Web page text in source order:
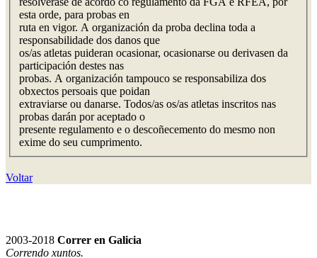
esta orde, para probas en
ruta en vigor. A organización da proba declina toda a
responsabilidade dos danos que
os/as atletas puideran ocasionar, ocasionarse ou derivasen da
participación destes nas
probas. A organización tampouco se responsabiliza dos
obxectos persoais que poidan
extraviarse ou danarse. Todos/as os/as atletas inscritos nas
probas darán por aceptado o
presente regulamento e o descoñecemento do mesmo non
exime do seu cumprimento.
Voltar
2003-2018 Correr en Galicia
Correndo xuntos.